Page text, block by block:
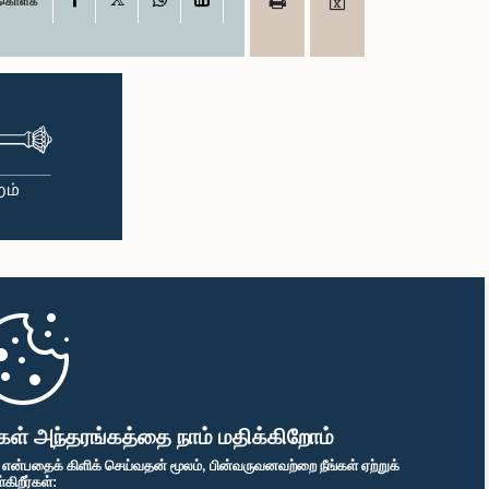
அந்தரங்கத்தை நாம் மதிக்கிறோம்
என்பதைக் கிளிக் செய்வதன் மூலம், பின்வருவனவற்றை நீங்கள் ஏற்றுக்